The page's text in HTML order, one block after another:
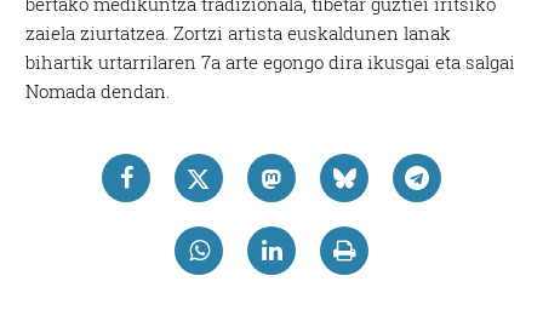
zaiela ziurtatzea. Zortzi artista euskaldunen lanak
bihartik urtarrilaren 7a arte egongo dira ikusgai eta salgai
Nomada dendan.